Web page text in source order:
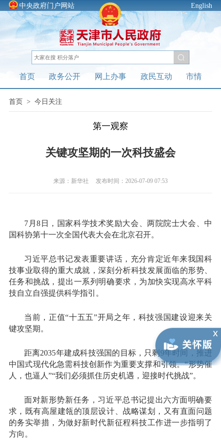
中央政府门户网站 English
首页 政务公开 网上办事 政民互动 市情
首页> 今日关注
第一观察
关键攻坚期的一次科技盛会
来源：新华社 发布时间：2026-07-09 07:53
7月8日，国家科学技术奖励大会、两院院士大会、中
国科协第十一次全国代表大会在北京召开。
习近平总书记发表重要讲话，充分肯定近年来我国科
技事业取得的重大成就，深刻分析科技发展面临的形势、
任务和挑战，提出一系列明确要求，为加快实现高水平科
技自立自强提供科学指引。
当前，正值“十五五”开局之年，科技强国建设迎来关
键攻坚期。
距离2035年建成科技强国的目标，只剩9年时间，推进
中国式现代化急需科技创新作为重要支撑和引领。“形势催
人，也逼人”“我们必须抓住历史机遇，迎接时代挑战”。
面对新形势新任务，习近平总书记提出六方面明确要
求，既有高屋建瓴的顶层设计、战略谋划，又有直面问题
的务实举措，为做好新时代新征程科技工作进一步指明了
方向。